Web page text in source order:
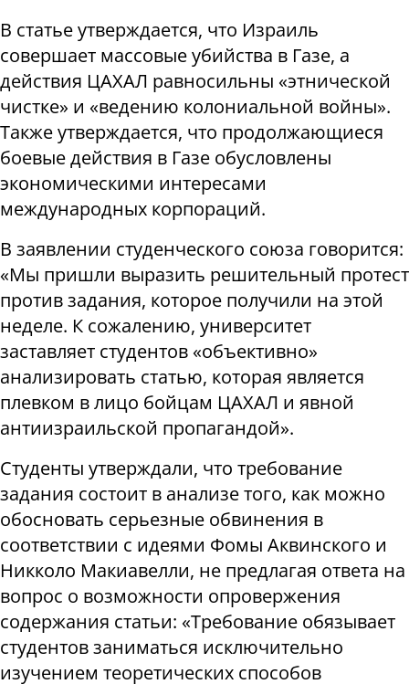
В статье утверждается, что Израиль
совершает массовые убийства в Газе, а
действия ЦАХАЛ равносильны «этнической
чистке» и «ведению колониальной войны».
Также утверждается, что продолжающиеся
боевые действия в Газе обусловлены
экономическими интересами
международных корпораций.
В заявлении студенческого союза говорится:
«Мы пришли выразить решительный протест
против задания, которое получили на этой
неделе. К сожалению, университет
заставляет студентов «объективно»
анализировать статью, которая является
плевком в лицо бойцам ЦАХАЛ и явной
антиизраильской пропагандой».
Студенты утверждали, что требование
задания состоит в анализе того, как можно
обосновать серьезные обвинения в
соответствии с идеями Фомы Аквинского и
Никколо Макиавелли, не предлагая ответа на
вопрос о возможности опровержения
содержания статьи: «Требование обязывает
студентов заниматься исключительно
изучением теоретических способов